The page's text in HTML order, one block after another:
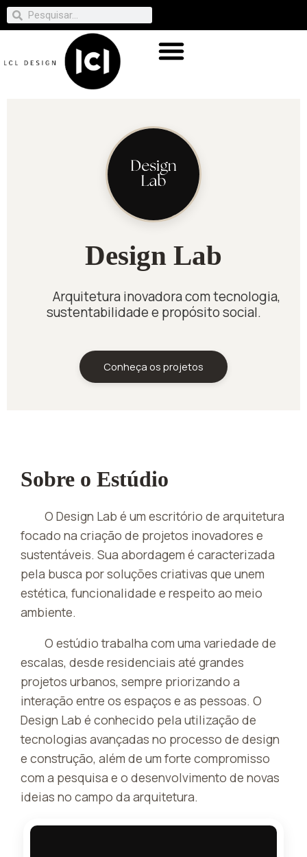
Design Lab
Arquitetura inovadora com tecnologia,
sustentabilidade e propósito social.
Conheça os projetos
Sobre o Estúdio
O Design Lab é um escritório de arquitetura
focado na criação de projetos inovadores e
sustentáveis. Sua abordagem é caracterizada
pela busca por soluções criativas que unem
estética, funcionalidade e respeito ao meio
ambiente.
O estúdio trabalha com uma variedade de
escalas, desde residenciais até grandes
projetos urbanos, sempre priorizando a
interação entre os espaços e as pessoas. O
Design Lab é conhecido pela utilização de
tecnologias avançadas no processo de design
e construção, além de um forte compromisso
com a pesquisa e o desenvolvimento de novas
ideias no campo da arquitetura.